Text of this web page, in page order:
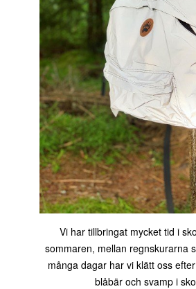
Vi har tillbringat mycket tid i
sommaren, mellan regnskurarna
många dagar har vi klätt oss
blåbär och svamp i